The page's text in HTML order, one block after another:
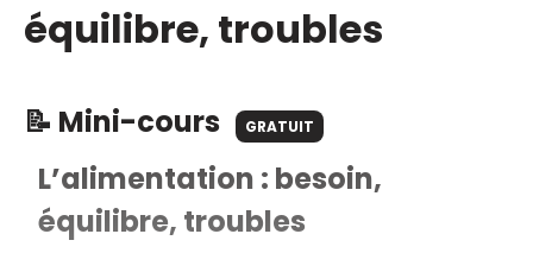
équilibre, troubles
📝 Mini-cours GRATUIT
L’alimentation : besoin,
équilibre, troubles